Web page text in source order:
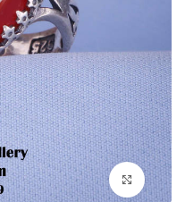
بزرگنمایی تصویر